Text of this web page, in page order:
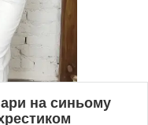
на синьому